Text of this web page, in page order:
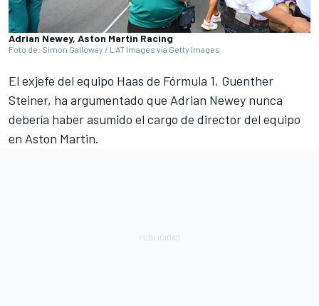
Adrian Newey, Aston Martin Racing
Foto de: Simon Galloway / LAT Images via Getty Images
El exjefe del equipo Haas de Fórmula 1, Guenther
Steiner, ha argumentado que Adrian Newey nunca
debería haber asumido el cargo de director del equipo
en Aston Martin.